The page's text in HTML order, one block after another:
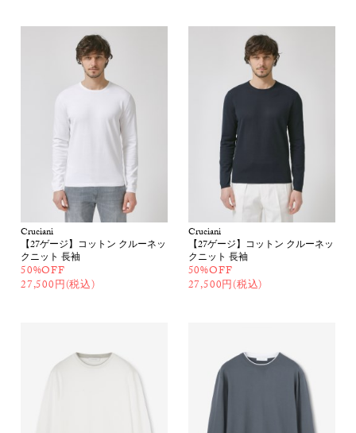
Cruciani
【27ゲージ】コットン クルーネッ
クニット 長袖
50%OFF
27,500円(税込)
Cruciani
【27ゲージ】コットン クルーネッ
クニット 長袖
50%OFF
27,500円(税込)